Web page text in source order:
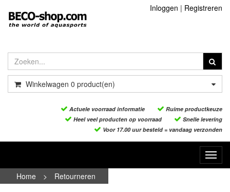
Inloggen | Registreren
Winkelwagen 0 product(en)
Actuele voorraad informatie
Ruime productkeuze
Heel veel producten op voorraad
Snelle levering
Voor 17.00 uur besteld = vandaag verzonden
Home
> Retourneren